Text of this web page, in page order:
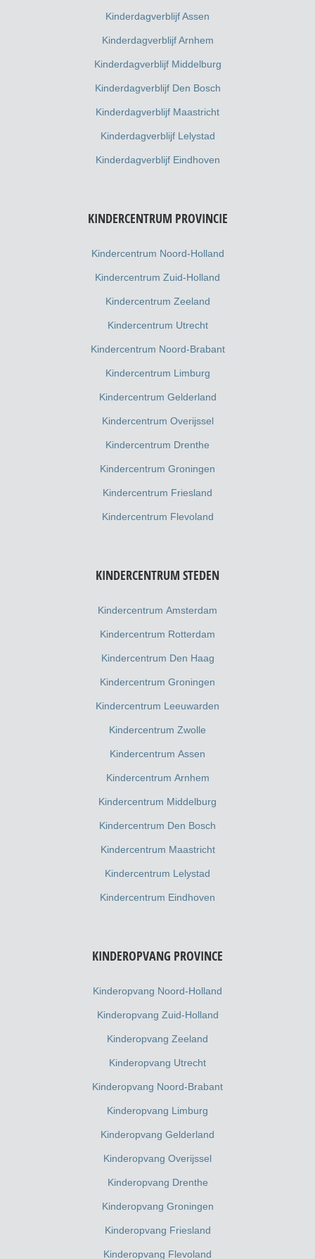
Kinderdagverblijf Assen
Kinderdagverblijf Arnhem
Kinderdagverblijf Middelburg
Kinderdagverblijf Den Bosch
Kinderdagverblijf Maastricht
Kinderdagverblijf Lelystad
Kinderdagverblijf Eindhoven
KINDERCENTRUM PROVINCIE
Kindercentrum Noord-Holland
Kindercentrum Zuid-Holland
Kindercentrum Zeeland
Kindercentrum Utrecht
Kindercentrum Noord-Brabant
Kindercentrum Limburg
Kindercentrum Gelderland
Kindercentrum Overijssel
Kindercentrum Drenthe
Kindercentrum Groningen
Kindercentrum Friesland
Kindercentrum Flevoland
KINDERCENTRUM STEDEN
Kindercentrum Amsterdam
Kindercentrum Rotterdam
Kindercentrum Den Haag
Kindercentrum Groningen
Kindercentrum Leeuwarden
Kindercentrum Zwolle
Kindercentrum Assen
Kindercentrum Arnhem
Kindercentrum Middelburg
Kindercentrum Den Bosch
Kindercentrum Maastricht
Kindercentrum Lelystad
Kindercentrum Eindhoven
KINDEROPVANG PROVINCE
Kinderopvang Noord-Holland
Kinderopvang Zuid-Holland
Kinderopvang Zeeland
Kinderopvang Utrecht
Kinderopvang Noord-Brabant
Kinderopvang Limburg
Kinderopvang Gelderland
Kinderopvang Overijssel
Kinderopvang Drenthe
Kinderopvang Groningen
Kinderopvang Friesland
Kinderopvang Flevoland